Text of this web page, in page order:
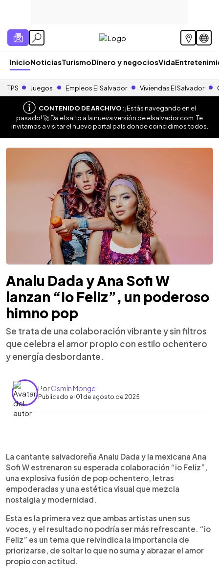
InicioNoticiasTurismoDinero y negociosVida
TPS Juegos Empleos El Salvador Viviendas El Salvador
CONTENIDO DE ARCHIVO:¡Estás navegando en el
pasado! 🚀 Da el salto a la nueva versión deelsalvador.com . Te
invitamos a visitar el nuevo portal país donde coincidimos todos.
Analu Dada y Ana Sofi W
lanzan “io Feliz”, un poderoso
himno pop
Se trata de una colaboración vibrante y sin filtros
que celebra el amor propio con estilo ochentero
y energía desbordante.
PorOsmín Monge
Publicado el 01 de agosto de 2025
Escuchar artículo
La cantante salvadoreña Analu Dada y la mexicana Ana
Sofi W estrenaron su esperada colaboración “io Feliz”,
una explosiva fusión de pop ochentero, letras
empoderadas y una estética visual que mezcla
nostalgia y modernidad.
Esta es la primera vez que ambas artistas unen sus
voces, y el resultado no podría ser más refrescante. “io
Feliz” es un tema que reivindica la importancia de
priorizarse, de soltar lo que no suma y abrazar el amor
propio con actitud.